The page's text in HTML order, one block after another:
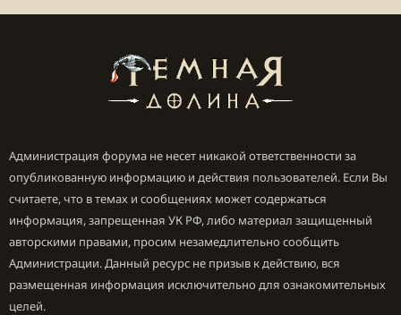
Администрация форума не несет никакой ответственности за
опубликованную информацию и действия пользователей. Если Вы
считаете, что в темах и сообщениях может содержаться
информация, запрещенная УК РФ, либо материал защищенный
авторскими правами, просим незамедлительно сообщить
Администрации. Данный ресурс не призыв к действию, вся
размещенная информация исключительно для ознакомительных
целей.